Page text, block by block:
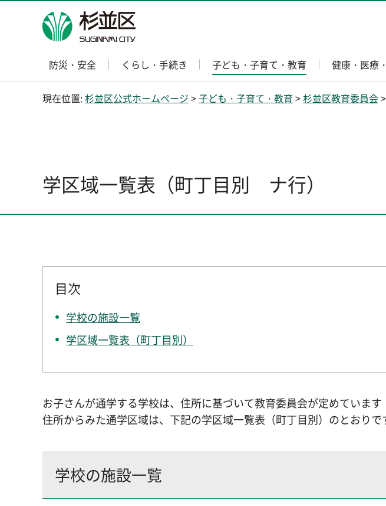
杉並区
防災・安全 くらし・手続き 子ども・子育て・教育 健康・医療
現在位置:杉並区公式ホームページ >子ども・子育て・教育 >杉並区教育委員会>
学区域一覧表（町丁目別 ナ行）
目次
学校の施設一覧
学区域一覧表（町丁目別）
お子さんが通学する学校は、住所に基づいて教育委員会が定めています
住所からみた通学区域は、下記の学区域一覧表（町丁目別）のとおりで
学校の施設一覧